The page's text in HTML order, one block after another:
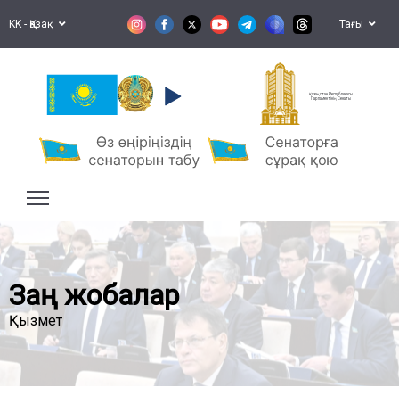
KK - Қазақ Тағы
Қазақстан Республикасы
Парламентінің Сенаты
Заң жобалар
Қызмет